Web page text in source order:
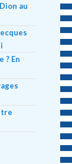
au
? En